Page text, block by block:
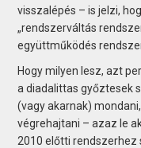
visszalépés – is jelzi,
„rendszerváltás
együttműködés
Hogy milyen lesz, azt
a diadalittas győztesek
(vagy akarnak)
végrehajtani – azaz le
2010 előtti rendszerhez